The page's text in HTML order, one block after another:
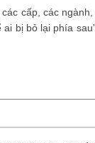
cấp, các
bị bỏ lại phía